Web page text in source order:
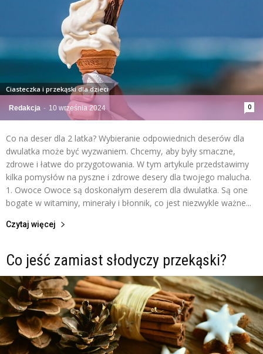
Redakcja - 10 września 2024 0
Ciasteczka i przekąski dla dzieci
Co na deser dla 2 latka? Wybieranie odpowiednich deserów dla
dwulatka może być wyzwaniem. Chcemy, aby były smaczne,
zdrowe i łatwe do przygotowania. W tym artykule przedstawimy
kilka pomysłów na pyszne i zdrowe desery dla twojego malucha.
1. Owoce Owoce są doskonałym deserem dla dwulatka. Są one
bogate w witaminy, minerały i błonnik, co jest niezwykle ważne...
Czytaj więcej
Co jeść zamiast słodyczy przekąski?